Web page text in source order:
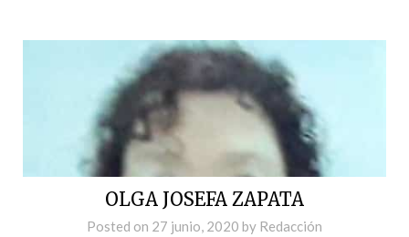
OLGA JOSEFA ZAPATA
Posted on 27 junio, 2020 by Redacción